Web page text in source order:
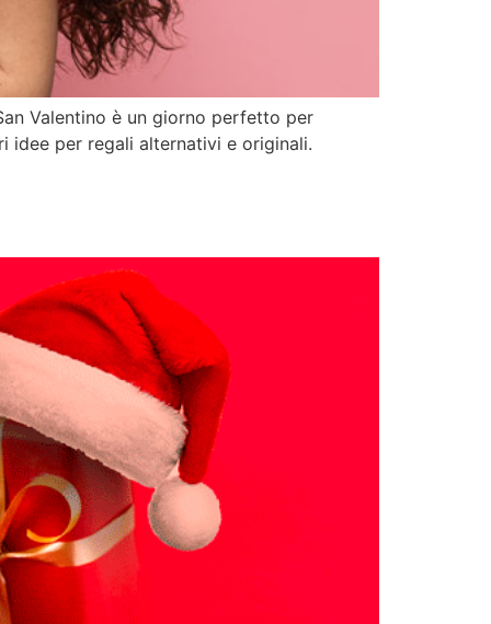
Valentino è un giorno perfetto per
idee per regali alternativi e originali.